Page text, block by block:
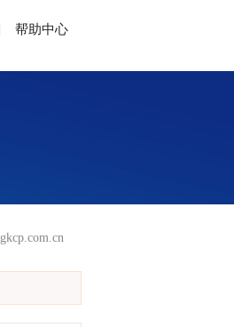
帮助中心
gkcp.com.cn